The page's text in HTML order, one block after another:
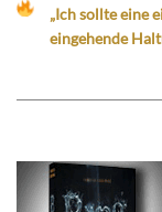
„Ich sollte eine
eingehende